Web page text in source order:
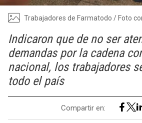
Trabajadores de Farmatodo / Foto
Indicaron que de no ser
demandas por la cadena
nacional, los trabajadores
todo el país
Compartir en: